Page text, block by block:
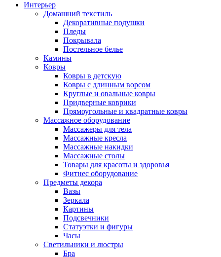
Интерьер
Домашний текстиль
Декоративные подушки
Пледы
Покрывала
Постельное белье
Камины
Ковры
Ковры в детскую
Ковры с длинным ворсом
Круглые и овальные ковры
Придверные коврики
Прямоугольные и квадратные ковры
Массажное оборудование
Массажеры для тела
Массажные кресла
Массажные накидки
Массажные столы
Товары для красоты и здоровья
Фитнес оборудование
Предметы декора
Вазы
Зеркала
Картины
Подсвечники
Статуэтки и фигуры
Часы
Светильники и люстры
Бра